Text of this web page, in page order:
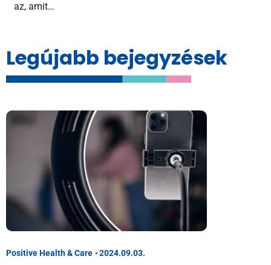
az, amit…
Legújabb bejegyzések
Positive Health & Care 2024.09.03.